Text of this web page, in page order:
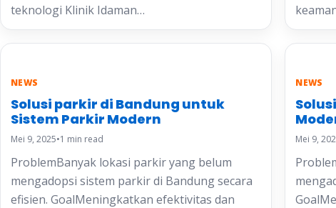
teknologi Klinik Idaman…
NEWS
Solusi parkir di Bandung untuk
Sistem Parkir Modern
Mei 9, 2025•1 min read
ProblemBanyak lokasi parkir yang belum
mengadopsi sistem parkir di Bandung secara
efisien. GoalMeningkatkan efektivitas dan
NEWS
Mei 9,